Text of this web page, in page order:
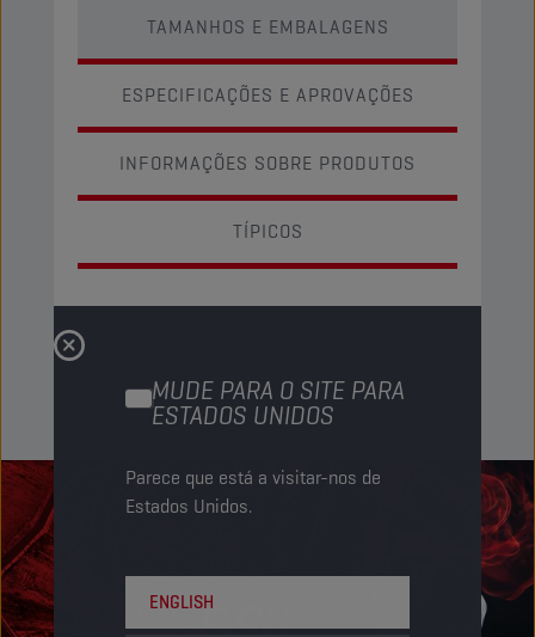
MUDE PARA O SITE PARA
ESTADOS UNIDOS
Parece que está a visitar-nos de
Estados Unidos.
ENGLISH
TAMANHOS E EMBALAGENS
ESPECIFICAÇÕES E APROVAÇÕES
INFORMAÇÕES SOBRE PRODUTOS
TÍPICOS